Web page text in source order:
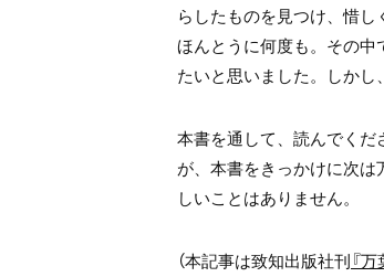
らしたものを見つけ、惜し
ほんとうに何度も。その中
たいと思いました。しかし
本書を通して、読んでく
が、本書をきっかけに次
しいことはありません。
（本記事は致知出版社刊『